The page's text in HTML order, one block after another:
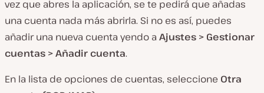
vez que abres la aplicación, se te pedirá que añadas
una cuenta nada más abrirla. Si no es así, puedes
añadir una nueva cuenta yendo a Ajustes > Gestionar
cuentas > Añadir cuenta.
En la lista de opciones de cuentas, seleccione Otra